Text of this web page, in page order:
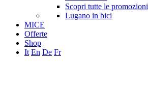
Scopri tutte le promozioni
Lugano in bici
MICE
Offerte
Shop
It En De Fr